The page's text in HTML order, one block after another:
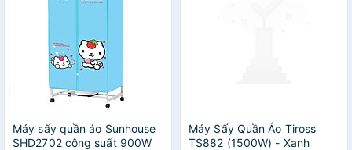
Máy sấy quần áo Sunhouse
SHD2702 công suất 900W
Máy Sấy Quần Áo Tiross
TS882 (1500W) - Xanh